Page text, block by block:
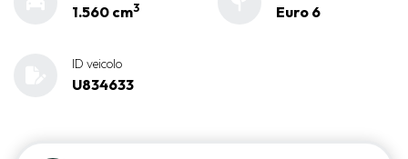
1.560 cm3 Euro 6
ID veicolo
U834633